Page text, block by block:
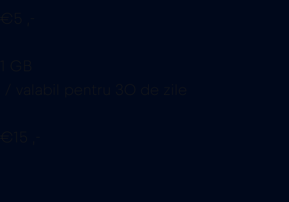
€5 ,-
1 GB
/ valabil pentru 30 de zile
€15 ,-